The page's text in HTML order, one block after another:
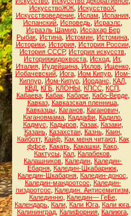
ИскусствоЖЖ ИскусствоХ
Искусствоведение, Ислам Испания,
Испанский Исповедь Исраэлс
Исраэль Шамир, Иссахар Бер
Рыбак Истина Истомин Истомина
Историки, История, История России,
История СССР, История искусств
Историяжидохвоста Исход Ит,
Италия, Иудейщина, Ихлов, Ищенко,
Йобачевский Йога Йом Кипур Йом-
Киппур, Йом-Кипур, Йорданс КАЛ,
КВД КГБ КЛОНЫ КПСС КСП
Кабаева, Кабак, Кабаре, Кабо-Верде,
Кавказ, Кавказская пленница,
Кавказцы, Каганов, Каганович
Кагановмама Каддафи Кадило
Кадмус
Кадыров, Казак, Казаки,
Казань, Казахстан, Казнь, Каин,
Кайботт, Кайф, Как меня читают, Как
ффсе, Какать, Какашки, Како,
Кактусы Кал Калабеков
Калашников Каледин Каледин-
Ебарня Каледин-Шкабарнюк
Каледин-Шкабарня Каледин-донос
Каледин-мандоотсос
Каледин-
пиздоотсос
Каледин. Антисемитизм
Калединню, Каледин— ГеБе,
Календарь Кали Кали Юга Кали юга
Калининград Калифорния Калиюга